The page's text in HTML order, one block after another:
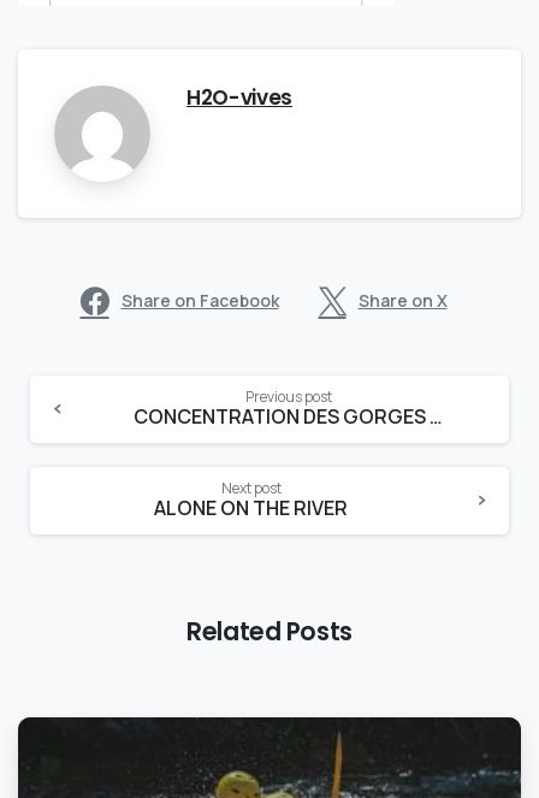
H2O-vives
Share on Facebook Share on X
Reading
Previous post
CONCENTRATION DES GORGES DU DIABLE
Next post
ALONE ON THE RIVER
Related Posts